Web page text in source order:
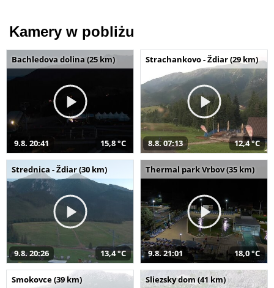
Kamery w pobliżu
Bachledova dolina (25 km)
9.8. 20:41 15,8 °C
Strachankovo - Ždiar (29 km)
8.8. 07:13 12,4 °C
Strednica - Ždiar (30 km)
9.8. 20:26 13,4 °C
Thermal park Vrbov (35 km)
9.8. 21:01 18,0 °C
Smokovce (39 km) Sliezsky dom (41 km)